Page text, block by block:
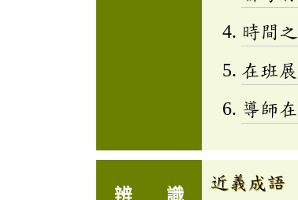
時間
在班
導師
辨 識
近義成語